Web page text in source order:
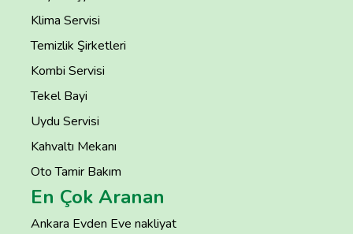
Klima Servisi
Temizlik Şirketleri
Kombi Servisi
Tekel Bayi
Uydu Servisi
Kahvaltı Mekanı
Oto Tamir Bakım
En Çok Aranan
Ankara Evden Eve nakliyat